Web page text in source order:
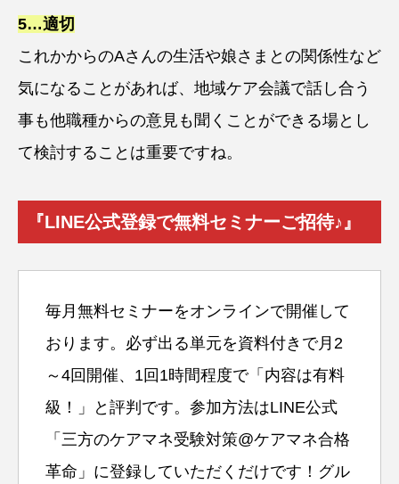
5…適切
これかからのAさんの生活や娘さまとの関係性など
気になることがあれば、地域ケア会議で話し合う
事も他職種からの意見も聞くことができる場とし
て検討することは重要ですね。
『LINE公式登録で無料セミナーご招待♪』
毎月無料セミナーをオンラインで開催して
おります。必ず出る単元を資料付きで月2
～4回開催、1回1時間程度で「内容は有料
級！」と評判です。参加方法はLINE公式
「三方のケアマネ受験対策@ケアマネ合格
革命」に登録していただくだけです！グル